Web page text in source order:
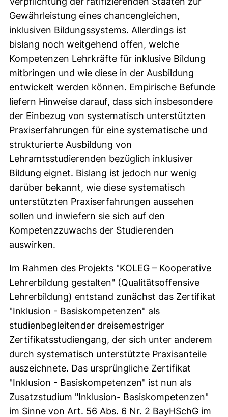
Gewährleistung eines chancengleichen,
inklusiven Bildungssystems. Allerdings ist
bislang noch weitgehend offen, welche
Kompetenzen Lehrkräfte für inklusive Bildung
mitbringen und wie diese in der Ausbildung
entwickelt werden können. Empirische Befunde
liefern Hinweise darauf, dass sich insbesondere
der Einbezug von systematisch unterstützten
Praxiserfahrungen für eine systematische und
strukturierte Ausbildung von
Lehramtsstudierenden bezüglich inklusiver
Bildung eignet. Bislang ist jedoch nur wenig
darüber bekannt, wie diese systematisch
unterstützten Praxiserfahrungen aussehen
sollen und inwiefern sie sich auf den
Kompetenzzuwachs der Studierenden
auswirken.
Im Rahmen des Projekts "KOLEG – Kooperative
Lehrerbildung gestalten" (Qualitätsoffensive
Lehrerbildung) entstand zunächst das Zertifikat
"Inklusion - Basiskompetenzen" als
studienbegleitender dreisemestriger
Zertifikatsstudiengang, der sich unter anderem
durch systematisch unterstützte Praxisanteile
auszeichnete. Das ursprüngliche Zertifikat
"Inklusion - Basiskompetenzen" ist nun als
Zusatzstudium "Inklusion- Basiskompetenzen"
im Sinne von Art. 56 Abs. 6 Nr. 2 BayHSchG im